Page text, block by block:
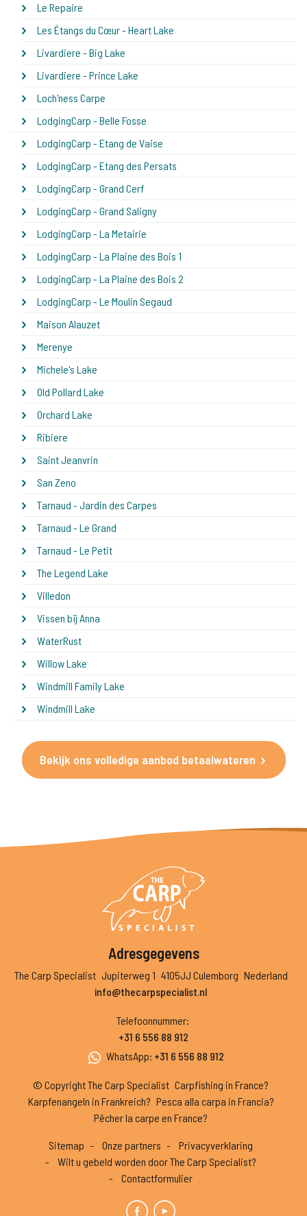
Le Repaire
Les Étangs du Cœur - Heart Lake
Livardiere - Big Lake
Livardiere - Prince Lake
Loch'ness Carpe
LodgingCarp - Belle Fosse
LodgingCarp - Etang de Vaise
LodgingCarp - Etang des Persats
LodgingCarp - Grand Cerf
LodgingCarp - Grand Saligny
LodgingCarp - La Metairie
LodgingCarp - La Plaine des Bois 1
LodgingCarp - La Plaine des Bois 2
LodgingCarp - Le Moulin Segaud
Maison Alauzet
Merenye
Michele's Lake
Old Pollard Lake
Orchard Lake
Ribiere
Saint Jeanvrin
San Zeno
Tarnaud - Jardin des Carpes
Tarnaud - Le Grand
Tarnaud - Le Petit
The Legend Lake
Villedon
Vissen bij Anna
WaterRust
Willow Lake
Windmill Family Lake
Windmill Lake
Bekijk ons volledige aanbod betaalwateren
Adresgegevens
The Carp Specialist Jupiterweg 1 4105JJ Culemborg Nederland
info@thecarpspecialist.nl
Telefoonnummer:
+31 6 556 88 912
WhatsApp: +31 6 556 88 912
© Copyright The Carp Specialist Carpfishing in France?
Karpfenangeln in Frankreich? Pesca alla carpa in Francia?
Pêcher la carpe en France?
Sitemap Onze partners
Privacyverklaring
Wilt u gebeld worden door The Carp Specialist?
Contactformulier